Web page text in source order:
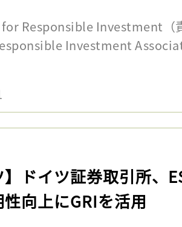
Responsible Investment（
Investment
】ドイツ証券取引所、
向上にGRIを活用